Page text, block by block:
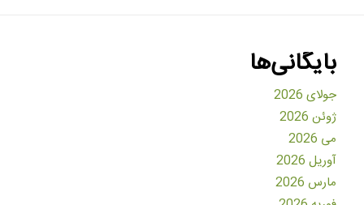
بایگانی‌ها
جولای 2026
ژوئن 2026
می 2026
آوریل 2026
مارس 2026